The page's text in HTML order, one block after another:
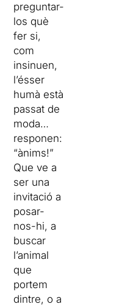
preguntar-
los què
fer si,
com
insinuen,
l’ésser
humà està
passat de
moda…
responen:
“ànims!”
Que ve a
ser una
invitació a
posar-
nos-hi, a
buscar
l’animal
que
portem
dintre, o a